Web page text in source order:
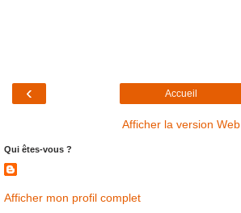
‹ Accueil
Afficher la version Web
Qui êtes-vous ?
Afficher mon profil complet